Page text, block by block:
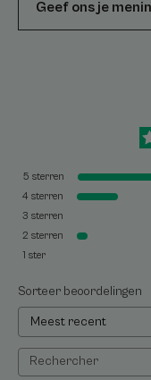
Geef ons je
5 sterren
4 sterren
3 sterren
2 sterren
1 ster
Sorteer beoordelingen